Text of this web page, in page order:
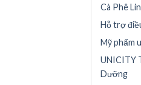
Cà Phê
Hỗ trợ
Mỹ phẩm
UNICITY
Dưỡng